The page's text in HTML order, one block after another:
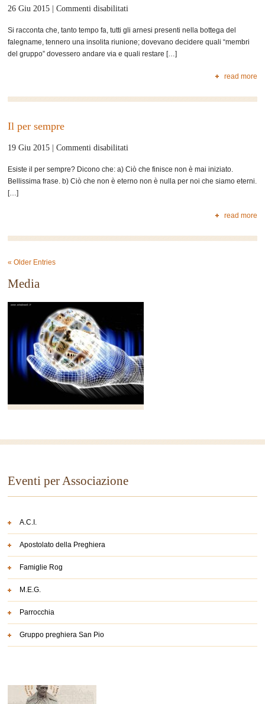
26 Giu 2015 |Commenti disabilitati
bottega
del
Si racconta che, tanto tempo fa, tutti gli arnesi presenti nella bottega del
falegname, tennero una insolita riunione; dovevano decidere quali “membri
del gruppo” dovessero andare via e quali restare […]
read more
Il per sempre
19 Giu 2015 |Commenti disabilitati
per
sempre
Esiste il per sempre? Dicono che: a) Ciò che finisce non è mai iniziato.
Bellissima frase. b) Ciò che non è eterno non è nulla per noi che siamo eterni.
[…]
read more
« Older Entries
Media
Eventi per Associazione
A.C.I.
Apostolato della Preghiera
Famiglie Rog
M.E.G.
Parrocchia
Gruppo preghiera San Pio